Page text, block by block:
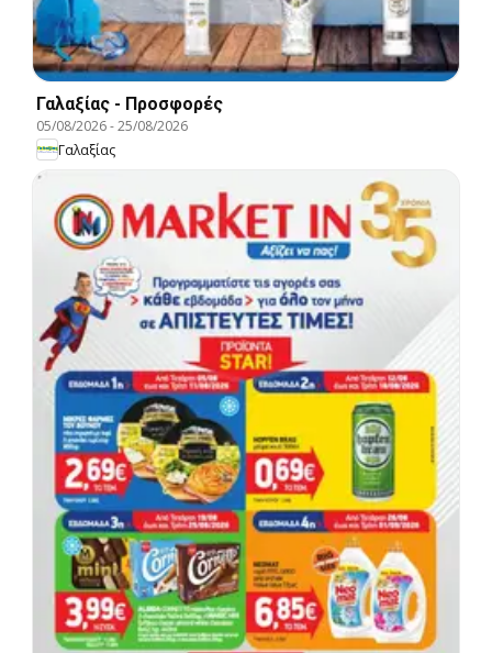
Γαλαξίας - Προσφορές
05/08/2026-25/08/2026
Γαλαξίας